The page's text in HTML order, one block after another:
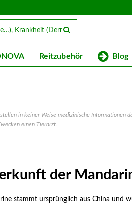
Reitzubehör Blog
in keiner Weise medizinische Informationen
einen Tierarzt.
der
stammt ursprünglich aus China und